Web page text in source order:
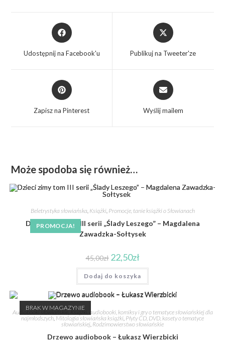
Udostępnij na Facebook'u Publikuj na Tweeter'ze
Zapisz na Pinterest Wyślij mailem
Może spodoba się również…
PROMOCJA!
Beletrystyka słowiańska Książki, Promocje, tanie książki o Słowianach
Dzieci zimy tom III serii „Ślady Leszego” – Magdalena
Zawadzka-Sołtysek
45,00zł 22,50zł
Dodaj do koszyka
BRAK W MAGAZYNIE
Audiobooki słowiańskie,Książki, audiobooki, komiksy i gry o tematyce słowiańskiej dla
najmłodszych Mitologia słowiańska książki Płyty CD, DVD, kasety o tematyce
słowiańskiej Rodzimowierstwo słowiańskie
Drzewo audiobook – Łukasz Wierzbicki